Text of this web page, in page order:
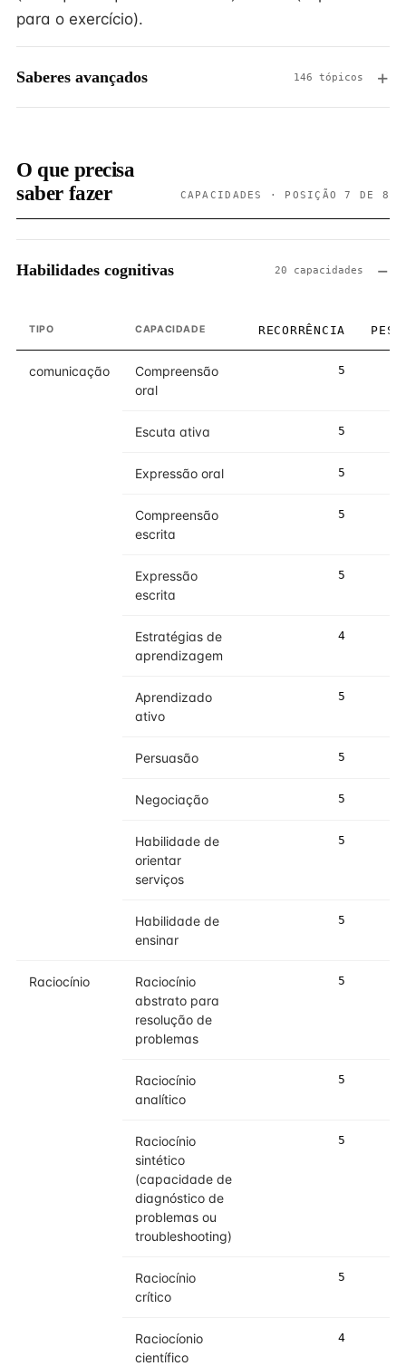
para o exercício).
Saberes avançados 146 tópicos
O que precisa
saber fazer
CAPACIDADES · POSIÇÃO 7 DE 8
Habilidades cognitivas 20 capacidades
TIPO CAPACIDADE RECORRÊNCIA PESO
comunicação
Compreensão
oral
5
Escuta ativa 5
Expressão oral 5
Compreensão
escrita
5
Expressão
escrita
5
Estratégias de
aprendizagem
4
Aprendizado
ativo
5
Persuasão 5
Negociação 5
Habilidade de
orientar
serviços
5
Habilidade de
ensinar
5
Raciocínio
Raciocínio
abstrato para
resolução de
problemas
5
Raciocínio
analítico
5
Raciocínio
sintético
(capacidade de
diagnóstico de
problemas ou
troubleshooting)
5
Raciocínio
crítico
5
Raciocíonio
científico
4